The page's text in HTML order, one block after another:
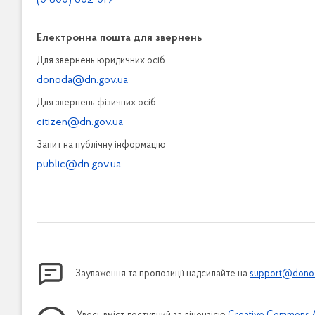
Електронна пошта для звернень
Для звернень юридичних осiб
donoda@dn.gov.ua
Для звернень фізичних осiб
citizen@dn.gov.ua
Запит на публiчну інформацiю
public@dn.gov.ua
Зауваження та пропозиції надсилайте на